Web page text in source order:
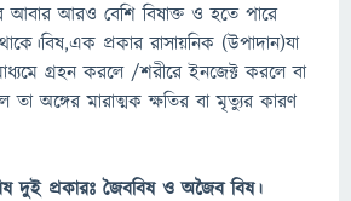
আবার আরও বেশি বিষাক্ত ও হতে পারে
প্রকার রাসায়নিক (উপাদান)যা
গ্রহন করলে /শরীরে ইনজেক্ট করলে বা
তা অঙ্গের মারাত্মক ক্ষতির বা মৃত্যুর কারণ
দুই প্রকারঃ জৈববিষ ও অজৈব বিষ।